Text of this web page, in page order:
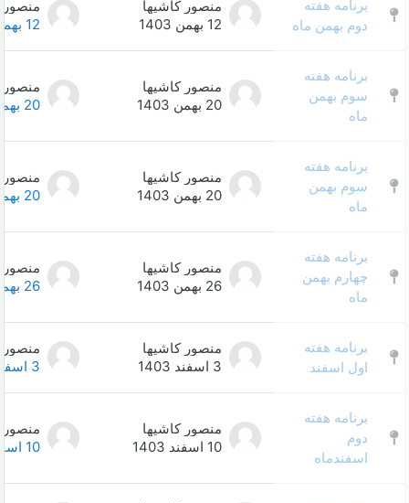
منصور کاشیها
12 بهمن 1403
منصور کاشیها
12 بهمن 1403
0
منصور کاشیها
20 بهمن 1403
منصور کاشیها
20 بهمن 1403
0
منصور کاشیها
20 بهمن 1403
منصور کاشیها
20 بهمن 1403
0
منصور کاشیها
26 بهمن 1403
منصور کاشیها
26 بهمن 1403
0
منصور کاشیها
منصور کاشیها
3 اسفند 1403
0
منصور کاشیها
10 اسفند 1403
منصور کاشیها
10 اسفند 1403
0